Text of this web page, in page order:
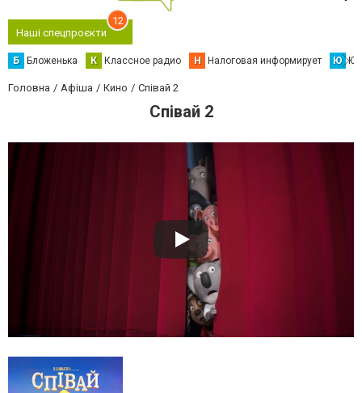
Наші спецпроєкти
12
Б Бложенька К Классное радио Н Налоговая информирует Ю
Головна Афіша Кино Співай 2
Співай 2